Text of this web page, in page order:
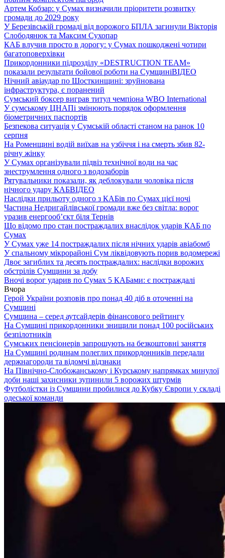
Артем Кобзар: у Сумах визначили пріоритети розвитку
громади до 2029 року
У Березівській громаді від ворожого БПЛА загинули Вікторія
Слободянюк та Максим Сухопар
КАБ влучив просто в дорогу: у Сумах пошкоджені чотири
багатоповерхівки
Прикордонники підрозділу «DESTRUCTION TEAM»
показали результати бойової роботи на СумщиніВІДЕО
Нічний авіаудар по Шосткинщині: зруйнована
інфраструктура, є поранений
Сумський боксер виграв титул чемпіона WBO International
У сумському ЦНАПі змінюють порядок оформлення
біометричних паспортів
Безпекова ситуація у Сумській області станом на ранок 10
серпня
На Роменщині водій виїхав на узбіччя і на смерть збив 82-
річну жінку
У Сумах організували підвіз технічної води на час
знеструмлення одного з водозаборів
Рятувальники показали, як деблокували чоловіка після
нічного удару КАБВІДЕО
Наслідки прильоту одного з КАБів по Сумах цієї ночі
Частина Недригайлівської громади вже без світла: ворог
уразив енергооб’єкт біля Тернів
Що відомо про стан постраждалих внаслідок ударів КАБ по
Сумах
У Сумах уже 14 постраждалих після нічних ударів авіабомб
У спальному мікрорайоні Сум ліквідовують порив водомережі
Двоє загиблих та десять постраждалих: наслідки ворожих
обстрілів Сумщини за добу
Вночі ворог ударив по Сумах 5 КАБами: є постраждалі
Вчора
Герой України розповів про понад 40 діб в оточенні на
Сумщині
Сумщина – серед аутсайдерів фінансового рейтингу
На Сумщині прикордонники знищили понад 100 російських
безпілотників
Сумських пенсіонерів запрошують на безкоштовні заняття
На Сумщині родинам полеглих прикордонників передали
держнагороди та відомчі відзнаки
На Північно-Слобожанському і Курському напрямках минулої
доби наші захисники зупинили 5 ворожих штурмів
Футболістки із Сумщини пробилися до Кубку Європи у складі
одеської команди